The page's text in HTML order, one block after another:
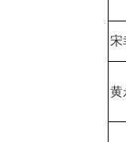
宋
黄